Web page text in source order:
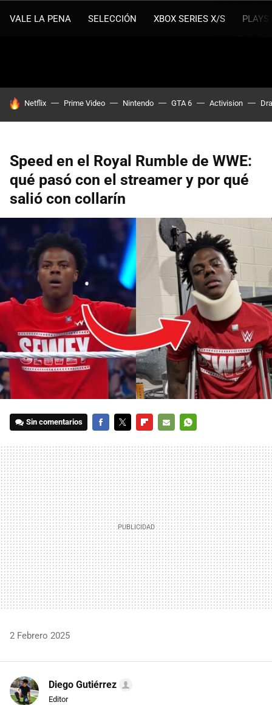
VALE LA PENA SELECCIÓN XBOX SERIES X/S
HOY SE HABLA DE
Netflix Prime Video Nintendo GTA 6 Activision
Speed en el Royal Rumble de WWE:
qué pasó con el streamer y por qué
salió con collarín
Sin comentarios
MAIL
2 Febrero 2025
Diego Gutiérrez
Editor